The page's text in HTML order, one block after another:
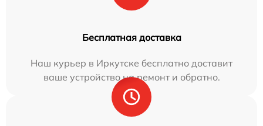
Бесплатная доставка
Наш курьер в Иркутске бесплатно доставит
ваше устройство на ремонт и обратно.